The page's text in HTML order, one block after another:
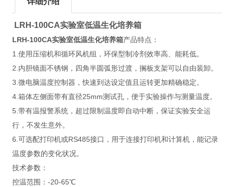
LRH-100CA实验室低温生化培养箱
LRH-100CA实验室低温生化培养箱产品特点：
1.使用压缩机和循环风机组，环保型制冷剂效率高、能耗低。
2.内胆镜面不锈钢，四角半圆弧形过渡，搁板支架可以自由装卸。
3.微电脑温度控制器，快速到达设定值且运转更加精确稳定。
4.箱体左侧面带有直径25mm测试孔，便于实验操作与测量温度。
5.带有温报警系统，超过限制温度即自动中断，保证实验安全运
行，不发生意外。
6.可选配打印机或RS485接口，用于连接打印机和计算机，能记录
温度参数的变化状况。
技术参数：
控温范围：-20-65℃